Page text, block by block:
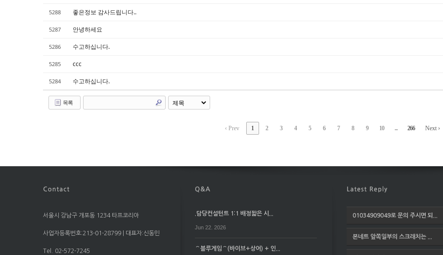
5288 좋은정보 감사드립니다..
5287 안녕하세요
5286 수고하십니다.
5285 ccc
5284 수고하십니다.
목록
‹ Prev 1 2 3 4 5 6 7 8 9 10 ... 266 Next ›
서울시 강남구 개포동 1234 타프코리아
사업자등록번호:213-01-28799 | 대표자:신동민
Tel. 02-572-7245
.담당컨설턴트 1:1 배정짧은 시...
Jun 22. 2026
⌒블루게임⌒(바이브+상어) + 인...
01034909049로 문의 주시면 되...
본네트 앞쪽일부의 스크래치는 ...